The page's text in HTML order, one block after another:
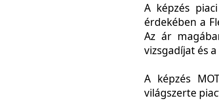
A képzés
érdekében a
Az ár
vizsgadíjat és
A képzés
világszerte